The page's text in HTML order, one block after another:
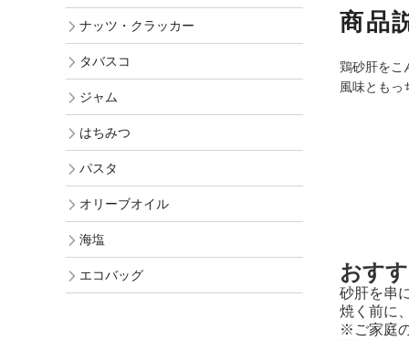
商品
鶏砂肝をこ
風味ともっ
おす
砂肝を串
焼く前に
※ご家庭
ナッツ・クラッカー
タバスコ
ジャム
はちみつ
パスタ
オリーブオイル
海塩
エコバッグ